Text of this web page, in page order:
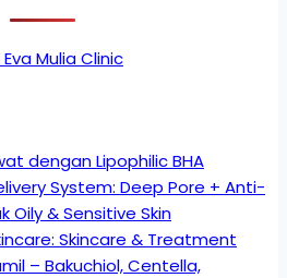
dengan Lipophilic BHA
System: Deep Pore + Anti-
& Sensitive Skin
Skincare & Treatment
– Bakuchiol, Centella,